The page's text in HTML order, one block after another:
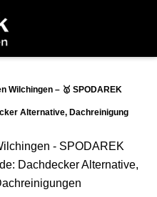
Wilchingen – 🥇 SPODAREK
Alternative, Dachreinigung